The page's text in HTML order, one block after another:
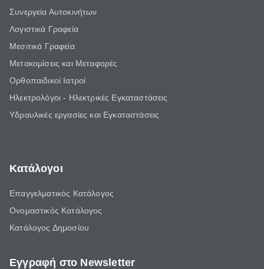
Συνεργεία Αυτοκινήτων
Λογιστικά Γραφεία
Μεσιτικά Γραφεία
Μετακομίσεις και Μεταφορές
Ορθοπαιδικοί Ιατροί
Ηλεκτρολόγοι - Ηλεκτρικές Εγκαταστάσεις
Υδραυλικές εργασίες και Εγκαταστάσεις
Κατάλογοι
Επαγγελματικός Κατάλογος
Ονομαστικός Κατάλογος
Κατάλογος Δημοσίου
Εγγραφή στο Newsletter